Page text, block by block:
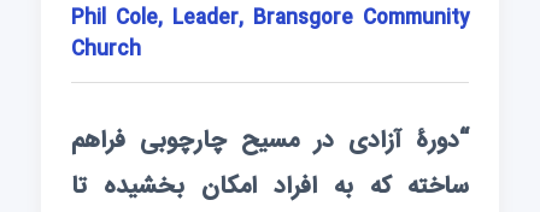
Phil Cole, Leader, Bransgore Community
Church
“دورۀ آزادی در مسیح چارچوبی فراهم
ساخته که به افراد امکان بخشیده تا